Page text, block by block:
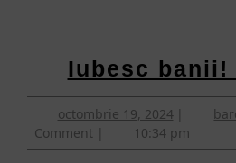
Iubesc banii!
octombrie 19, 2024octombrie
19,
2024
Comment
10:34 pm